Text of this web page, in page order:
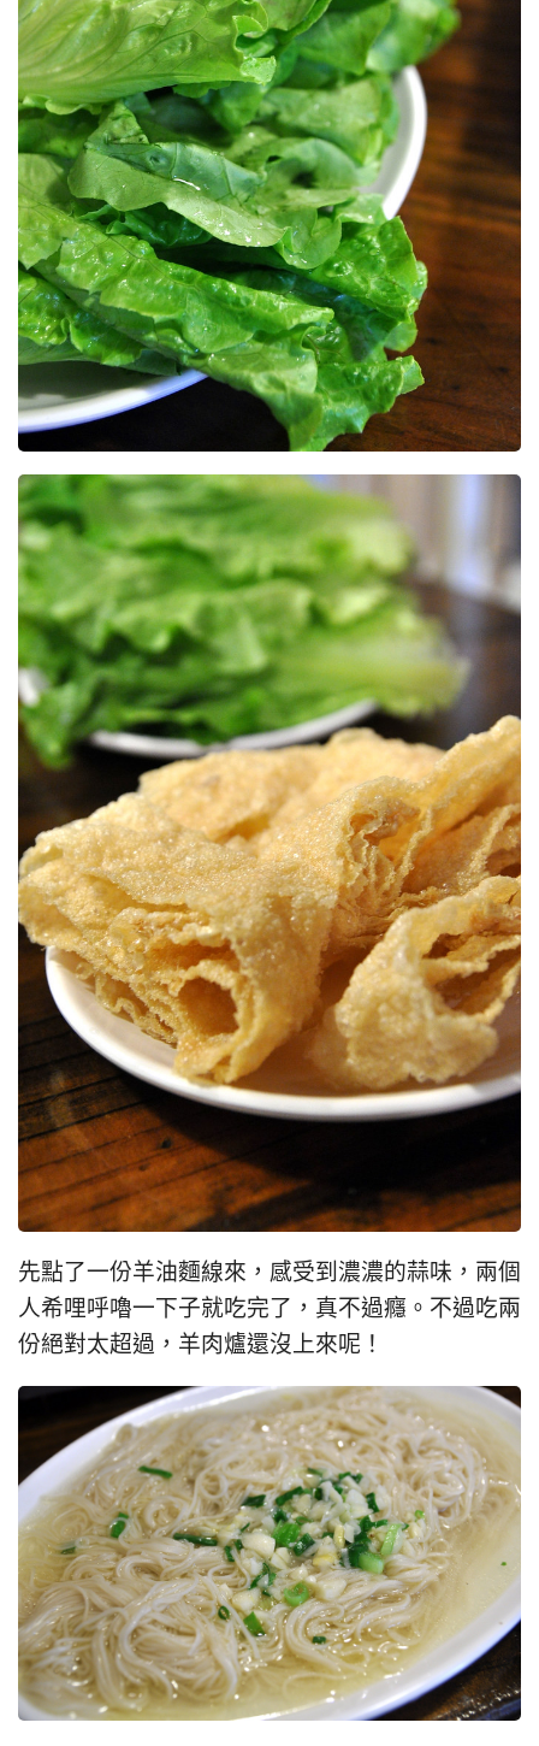
先點了一份羊油麵線來，感受到濃濃的蒜味，兩個
人希哩呼嚕一下子就吃完了，真不過癮。不過吃兩
份絕對太超過，羊肉爐還沒上來呢！